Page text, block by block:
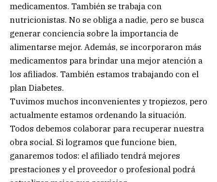
medicamentos. También se trabaja con
nutricionistas. No se obliga a nadie, pero se busca
generar conciencia sobre la importancia de
alimentarse mejor. Además, se incorporaron más
medicamentos para brindar una mejor atención a
los afiliados. También estamos trabajando con el
plan Diabetes.
Tuvimos muchos inconvenientes y tropiezos, pero
actualmente estamos ordenando la situación.
Todos debemos colaborar para recuperar nuestra
obra social. Si logramos que funcione bien,
ganaremos todos: el afiliado tendrá mejores
prestaciones y el proveedor o profesional podrá